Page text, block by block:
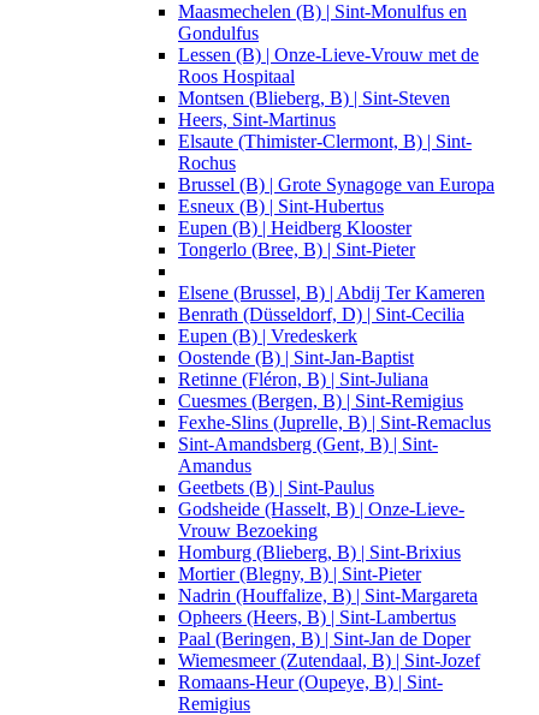
Maasmechelen (B) | Sint-Monulfus en
Gondulfus
Lessen (B) | Onze-Lieve-Vrouw met de
Roos Hospitaal
Montsen (Blieberg, B) | Sint-Steven
Heers, Sint-Martinus
Elsaute (Thimister-Clermont, B) | Sint-
Rochus
Brussel (B) | Grote Synagoge van Europa
Esneux (B) | Sint-Hubertus
Eupen (B) | Heidberg Klooster
Tongerlo (Bree, B) | Sint-Pieter
Elsene (Brussel, B) | Abdij Ter Kameren
Benrath (Düsseldorf, D) | Sint-Cecilia
Eupen (B) | Vredeskerk
Oostende (B) | Sint-Jan-Baptist
Retinne (Fléron, B) | Sint-Juliana
Cuesmes (Bergen, B) | Sint-Remigius
Fexhe-Slins (Juprelle, B) | Sint-Remaclus
Sint-Amandsberg (Gent, B) | Sint-
Amandus
Geetbets (B) | Sint-Paulus
Godsheide (Hasselt, B) | Onze-Lieve-
Vrouw Bezoeking
Homburg (Blieberg, B) | Sint-Brixius
Mortier (Blegny, B) | Sint-Pieter
Nadrin (Houffalize, B) | Sint-Margareta
Opheers (Heers, B) | Sint-Lambertus
Paal (Beringen, B) | Sint-Jan de Doper
Wiemesmeer (Zutendaal, B) | Sint-Jozef
Romaans-Heur (Oupeye, B) | Sint-
Remigius